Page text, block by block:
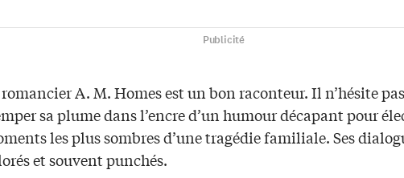
Publicité
A. M. Homes est un bon raconteur. Il n’hésite
sa plume dans l’encre d’un humour décapant pour
les plus sombres d’une tragédie familiale. Ses
et souvent punchés.